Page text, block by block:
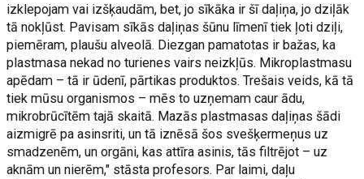
izklepojam vai izšķaudām, bet, jo sīkāka ir šī daļiņa, jo dziļāk
tā nokļūst. Pavisam sīkās daļiņas šūnu līmenī tiek ļoti dziļi,
piemēram, plaušu alveolā. Diezgan pamatotas ir bažas, ka
plastmasa nekad no turienes vairs neizkļūs. Mikroplastmasu
apēdam – tā ir ūdenī, pārtikas produktos. Trešais veids, kā tā
tiek mūsu organismos – mēs to uzņemam caur ādu,
mikrobrūcītēm tajā skaitā. Mazās plastmasas daļiņas šādi
aizmigrē pa asinsriti, un tā iznēsā šos svešķermeņus uz
smadzenēm, un orgāni, kas attīra asinis, tās filtrējot – uz
aknām un nierēm," stāsta profesors. Par laimi, daļu